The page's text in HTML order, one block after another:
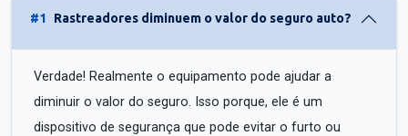
#1 Rastreadores diminuem o valor do seguro auto?
Verdade! Realmente o equipamento pode ajudar a
diminuir o valor do seguro. Isso porque, ele é um
dispositivo de segurança que pode evitar o furto ou